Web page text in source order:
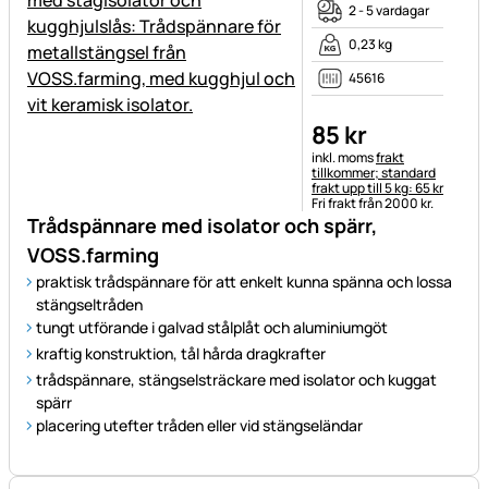
Trådspännare med isolator och spärr,
VOSS.farming
praktisk trådspännare för att enkelt kunna spänna och lossa
stängseltråden
tungt utförande i galvad stålplåt och aluminiumgöt
kraftig konstruktion, tål hårda dragkrafter
trådspännare, stängselsträckare med isolator och kuggat
spärr
placering utefter tråden eller vid stängseländar
2 - 5 vardagar
0,23 kg
45616
85 kr
Skatteinformation:
inkl. momsfrakt
tillkommer; standard
frakt upp till 5 kg: 65 kr
Fri frakt från 2000 kr.